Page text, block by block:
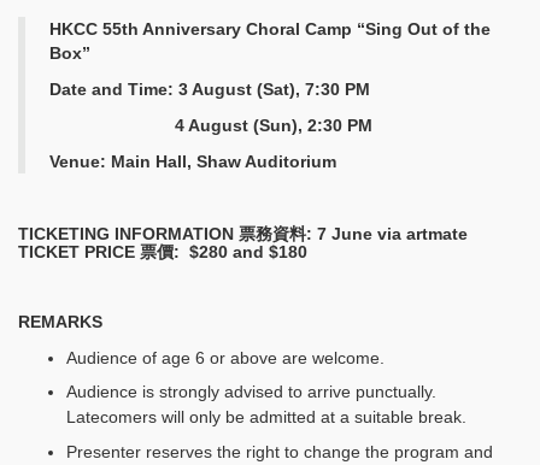
HKCC 55th Anniversary Choral Camp “Sing Out of the
Box”
Date and Time: 3 August (Sat), 7:30 PM
4 August (Sun), 2:30 PM
Venue: Main Hall, Shaw Auditorium
TICKETING INFORMATION 票務資料: 7 June via artmate
TICKET PRICE 票價: $280 and $180
REMARKS
Audience of age 6 or above are welcome.
Audience is strongly advised to arrive punctually.
Latecomers will only be admitted at a suitable break.
Presenter reserves the right to change the program and